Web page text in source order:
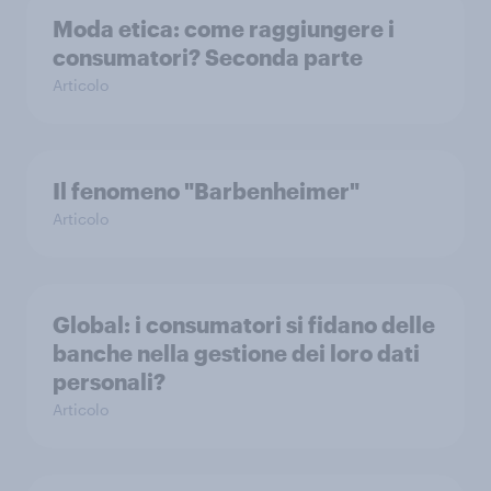
Moda etica: come raggiungere i
consumatori? Seconda parte
Articolo
Il fenomeno "Barbenheimer"
Articolo
Global: i consumatori si fidano delle
banche nella gestione dei loro dati
personali?
Articolo